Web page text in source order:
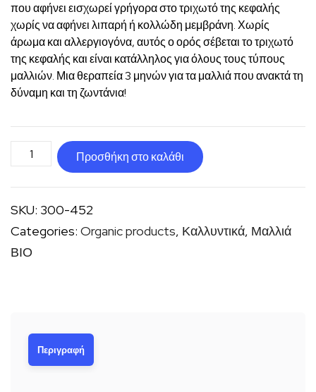
που αφήνει εισχωρεί γρήγορα στο τριχωτό της κεφαλής
χωρίς να αφήνει λιπαρή ή κολλώδη μεμβράνη. Χωρίς
άρωμα και αλλεργιογόνα, αυτός ο ορός σέβεται το τριχωτό
της κεφαλής και είναι κατάλληλος για όλους τους τύπους
μαλλιών. Μια θεραπεία 3 μηνών για τα μαλλιά που ανακτά τη
δύναμη και τη ζωντάνια!
ορός
κατά
της
τριχόπτωσης
ποσότητα
Προσθήκη στο καλάθι
SKU: 300-452
Categories: Organic products, Καλλυντικά, Μαλλιά
ΒΙΟ
Περιγραφή